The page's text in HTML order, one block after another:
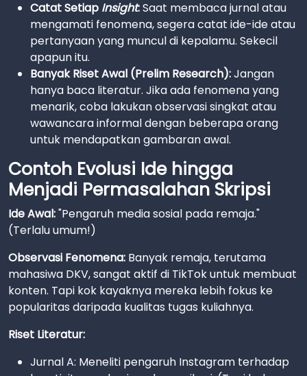
Catat Setiap Insight:Saat membaca jurnal atau
mengamati fenomena, segera catat ide-ide atau
pertanyaan yang muncul di kepalamu. Sekecil
apapun itu.
Banyak Riset Awal (Prelim Research):Jangan
hanya baca literatur. Jika ada fenomena yang
menarik, coba lakukan observasi singkat atau
wawancara informal dengan beberapa orang
untuk mendapatkan gambaran awal.
Contoh Evolusi Ide hingga
Menjadi Permasalahan Skripsi
Ide Awal:"Pengaruh media sosial pada remaja."
(Terlalu umum!)
Observasi Fenomena: Banyak remaja, terutama
mahasiwa DKV, sangat aktif di TikTok untuk membuat
konten. Tapi kok kayaknya mereka lebih fokus ke
popularitas daripada kualitas tugas kuliahnya.
Riset Literatur:
Jurnal A: Meneliti pengaruh Instagram terhadap